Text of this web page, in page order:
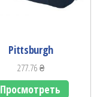
Pittsburgh
277.76₴
Просмотреть